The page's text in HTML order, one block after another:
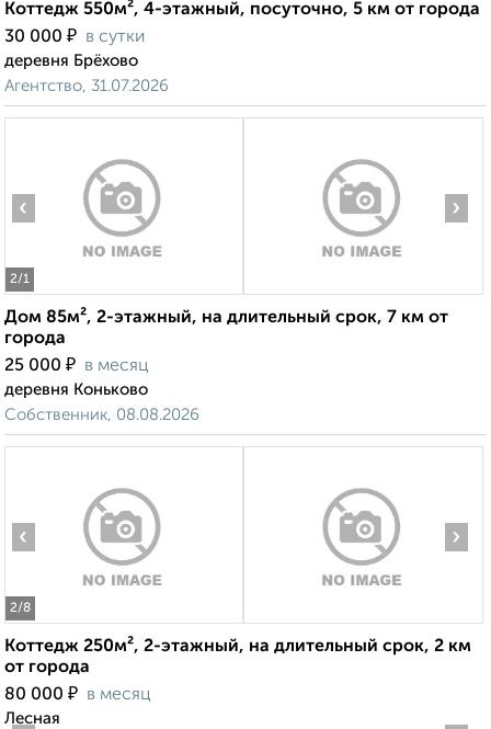
Коттедж 550м², 4-этажный, посуточно, 5 км от города
30 000 ₽ в сутки
деревня Брёхово
Агентство, 31.07.2026
2/1
‹ ›
Дом 85м², 2-этажный, на длительный срок, 7 км от
города
25 000 ₽ в месяц
деревня Коньково
Собственник, 08.08.2026
2/8
‹ ›
Коттедж 250м², 2-этажный, на длительный срок, 2 км
от города
80 000 ₽ в месяц
Лесная